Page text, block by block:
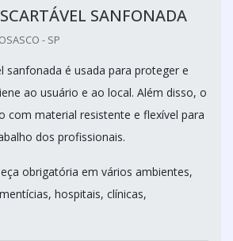
SANFONADA
- SP
sanfonada é usada para proteger e
ao usuário e ao local. Além disso, o
com material resistente e flexível para
dos profissionais.
obrigatória em vários ambientes,
hospitais, clínicas,